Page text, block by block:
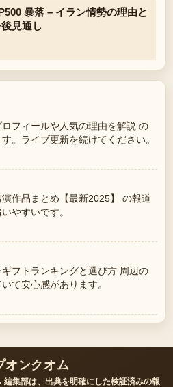
暴落 – イラン情勢の理由と
見通し
フィールや人気の理由を解説 の
。ライブ更新を続けてください。
作品まとめ【最新2025】 の報道
やすいです。
フトランキングと選び方 周辺の
て安心感があります。
オンクオム
集部は、出典を明確にした検証済みの報